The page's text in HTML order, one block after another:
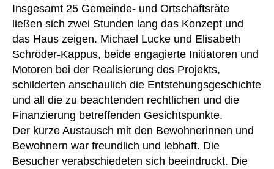
Insgesamt 25 Gemeinde- und Ortschaftsräte
ließen sich zwei Stunden lang das Konzept und
das Haus zeigen. Michael Lucke und Elisabeth
Schröder-Kappus, beide engagierte Initiatoren und
Motoren bei der Realisierung des Projekts,
schilderten anschaulich die Entstehungsgeschichte
und all die zu beachtenden rechtlichen und die
Finanzierung betreffenden Gesichtspunkte.
Der kurze Austausch mit den Bewohnerinnen und
Bewohnern war freundlich und lebhaft. Die
Besucher verabschiedeten sich beeindruckt. Die